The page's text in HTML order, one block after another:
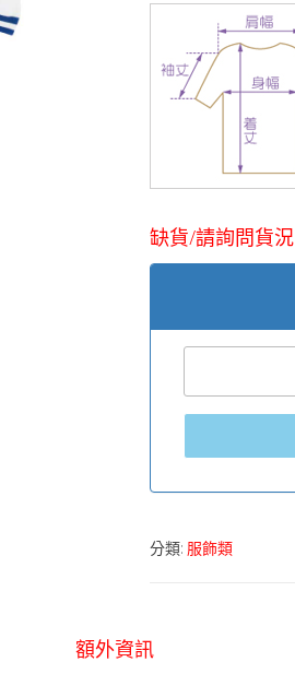
缺貨/請詢問貨況
分類: 服飾類
額外資訊